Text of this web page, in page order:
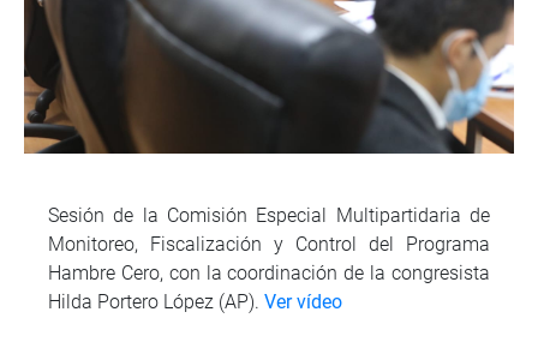
Sesión de la Comisión Especial Multipartidaria de
Monitoreo, Fiscalización y Control del Programa
Hambre Cero, con la coordinación de la congresista
Hilda Portero López (AP). Ver vídeo